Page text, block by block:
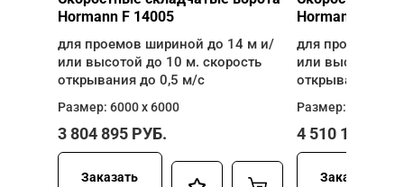
Hormann F 14005
для проемов шириной до 14 м и/
или высотой до 10 м. скорость
открывания до 0,5 м/с
Размер: 6000 х 6000
3 804 895 РУБ.
Заказать
Hormann F
для проемов
или высотой до
открывания до
Размер: 6000 х
4 510 185
Заказать